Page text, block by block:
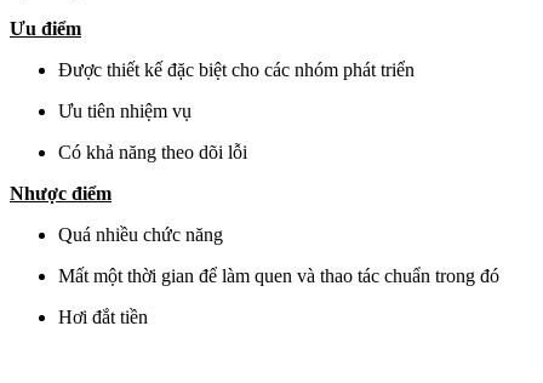
Ưu điểm
Được thiết kế đặc biệt cho các nhóm phát triển
Ưu tiên nhiệm vụ
Có khả năng theo dõi lỗi
Nhược điểm
Quá nhiều chức năng
Mất một thời gian để làm quen và thao tác chuẩn trong đó
Hơi đắt tiền